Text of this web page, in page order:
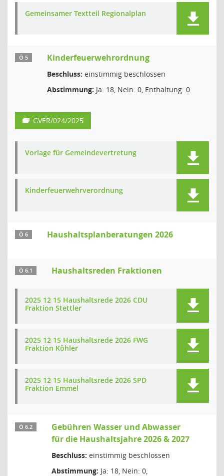
Gemeinsamer Textteil Regionalplan
Ö 5 Kinderfeuerwehrordnung
Beschluss: einstimmig beschlossen
Abstimmung: Ja: 18, Nein: 0, Enthaltung: 0
GVER/024/2025
Vorlage für Gemeindevertretung
Kinderfeuerwehrverordnung
Ö 6 Haushaltsplanberatungen 2026
Ö 6.1 Haushaltsreden Fraktionen
2025 12 15 Haushaltsrede 2026 CDU
Fraktion Stettler
2025 12 15 Haushaltsrede 2026 FWG
Fraktion Köhler
2025 12 15 Haushaltsrede 2026 SPD
Fraktion Emmel
Ö 6.2
Gebühren Wasser und Abwasser
für die Haushaltsjahre 2026 & 2027
Beschluss: einstimmig beschlossen
Abstimmung: Ja: 18, Nein: 0,